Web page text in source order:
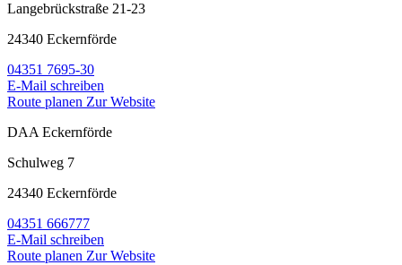
Langebrückstraße 21-23
24340 Eckernförde
04351 7695-30
E-Mail schreiben
Route planen Zur Website
DAA Eckernförde
Schulweg 7
24340 Eckernförde
04351 666777
E-Mail schreiben
Route planen Zur Website